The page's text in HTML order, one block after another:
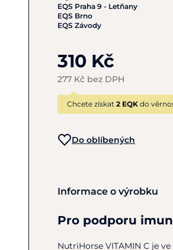
EQS Praha 9 - Letňany
EQS Brno
EQS Závody
310 Kč
277 Kč bez DPH
Chcete získat 2 EQK do
Do oblíbených
Informace o výrobku
Pro podporu
NutriHorse VITAMIN C je ve